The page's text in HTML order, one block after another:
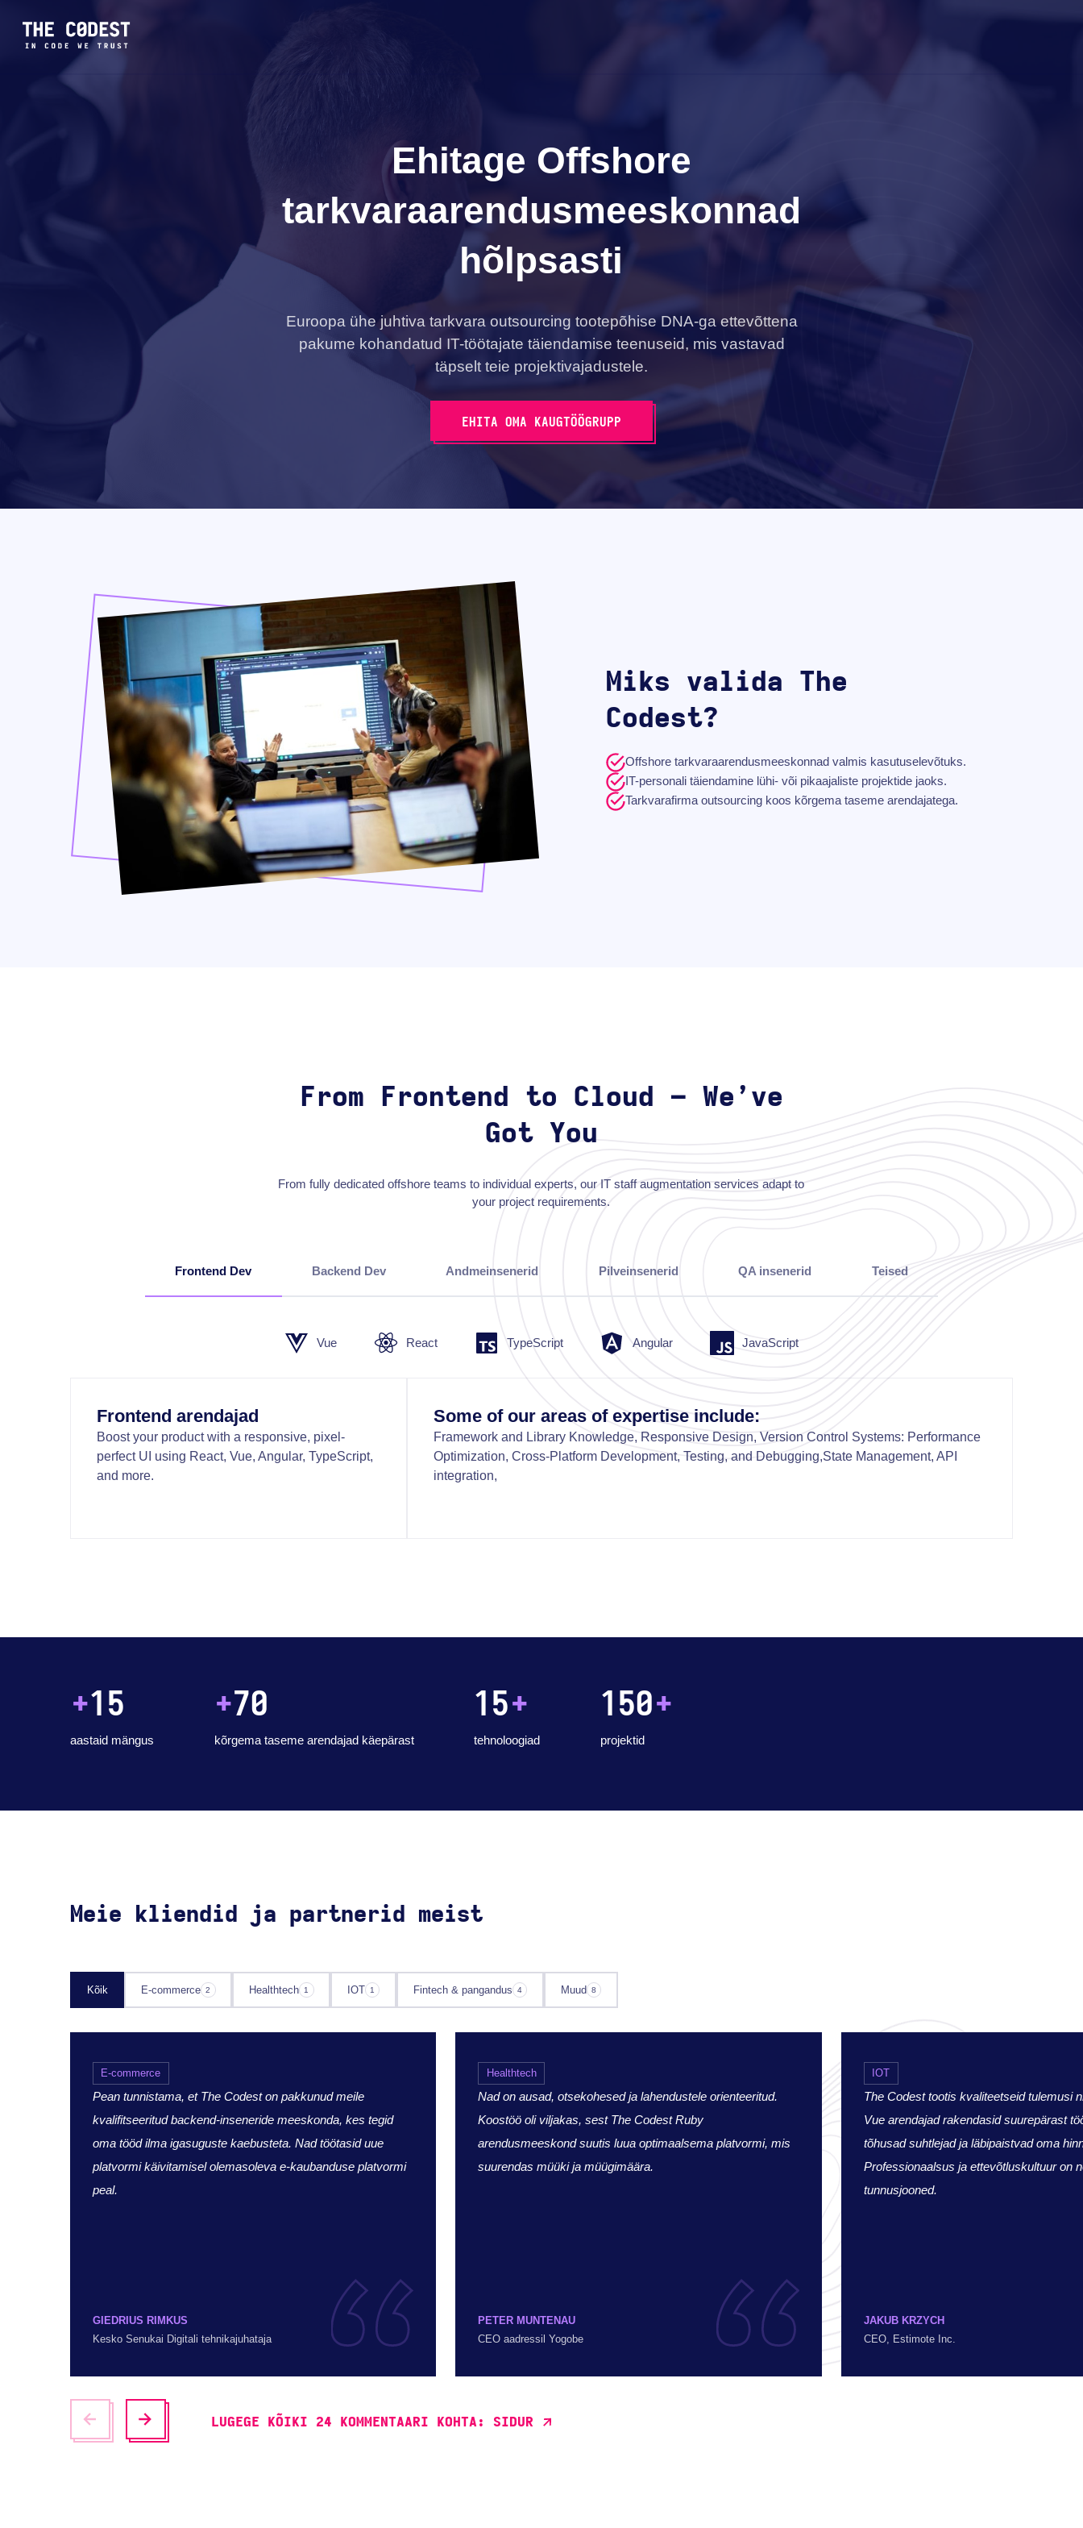
Ehitage Offshore
tarkvaraarendusmeeskonnad
hõlpsasti
Euroopa ühe juhtiva tarkvara outsourcing tootepõhise DNA-ga ettevõttena
pakume kohandatud IT-töötajate täiendamise teenuseid, mis vastavad
täpselt teie projektivajadustele.
EHITA OMA KAUGTÖÖGRUPP
Miks valida The
Codest?
Offshore tarkvaraarendusmeeskonnad valmis kasutuselevõtuks.
IT-personali täiendamine lühi- või pikaajaliste projektide jaoks.
Tarkvarafirma outsourcing koos kõrgema taseme arendajatega.
From Frontend to Cloud – We’ve
Got You
From fully dedicated offshore teams to individual experts, our IT staff augmentation services adapt to
your project requirements.
Frontend Dev Backend Dev Andmeinsenerid Pilveinsenerid QA insenerid Teised
Vue React TypeScript Angular JavaScript
Frontend arendajad
Boost your product with a responsive, pixel-
perfect UI using React, Vue, Angular, TypeScript,
and more.
Some of our areas of expertise include:
Framework and Library Knowledge, Responsive Design, Version Control Systems: Performance
Optimization, Cross-Platform Development, Testing, and Debugging,State Management, API
integration,
+15
aastaid mängus
+70
kõrgema taseme arendajad käepärast
15+
tehnoloogiad
150+
projektid
Meie kliendid ja partnerid meist
Kõik E-commerce 2 Healthtech 1 IOT 1 Fintech & pangandus 4 Muud 8
E-commerce
Pean tunnistama, et The Codest on pakkunud meile
kvalifitseeritud backend-inseneride meeskonda, kes tegid
oma tööd ilma igasuguste kaebusteta. Nad töötasid uue
platvormi käivitamisel olemasoleva e-kaubanduse platvormi
peal.
GIEDRIUS RIMKUS
Kesko Senukai Digitali tehnikajuhataja
Healthtech
Nad on ausad, otsekohesed ja lahendustele orienteeritud.
Koostöö oli viljakas, sest The Codest Ruby
arendusmeeskond suutis luua optimaalsema platvormi, mis
suurendas müüki ja müügimäära.
PETER MUNTENAU
CEO aadressil Yogobe
IOT
The Codest tootis kvaliteetseid tulemusi
Vue arendajad rakendasid suurepärast
tõhusad suhtlejad ja läbipaistvad oma
Professionaalsus ja ettevõtluskultuur on
tunnusjooned.
JAKUB KRZYCH
CEO, Estimote Inc.
LUGEGE KÕIKI 24 KOMMENTAARI KOHTA: SIDUR